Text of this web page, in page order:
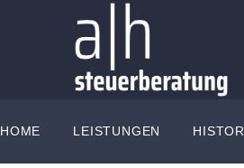
HOME LEISTUNGEN